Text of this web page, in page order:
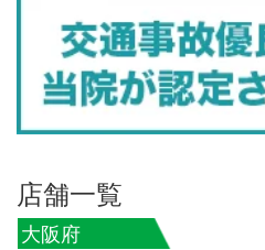
店舗一覧
大阪府